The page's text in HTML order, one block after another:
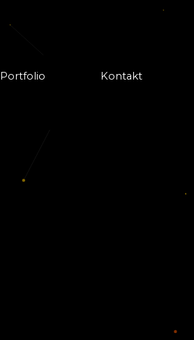
Portfolio Kontakt